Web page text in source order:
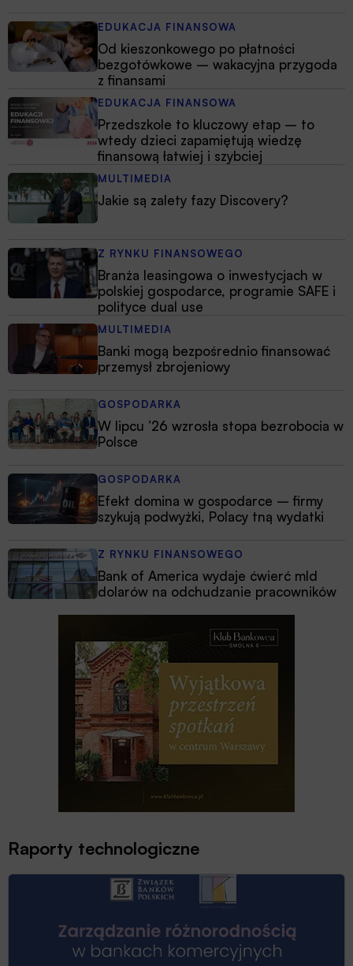
EDUKACJA FINANSOWA
Od kieszonkowego po płatności
bezgotówkowe – wakacyjna przygoda
z finansami
EDUKACJA FINANSOWA
Przedszkole to kluczowy etap – to
wtedy dzieci zapamiętują wiedzę
finansową łatwiej i szybciej
MULTIMEDIA
Jakie są zalety fazy Discovery?
Z RYNKU FINANSOWEGO
Branża leasingowa o inwestycjach w
polskiej gospodarce, programie SAFE i
polityce dual use
MULTIMEDIA
Banki mogą bezpośrednio finansować
przemysł zbrojeniowy
GOSPODARKA
W lipcu ’26 wzrosła stopa bezrobocia w
Polsce
GOSPODARKA
Efekt domina w gospodarce – firmy
szykują podwyżki, Polacy tną wydatki
Z RYNKU FINANSOWEGO
Bank of America wydaje ćwierć mld
dolarów na odchudzanie pracowników
Raporty technologiczne